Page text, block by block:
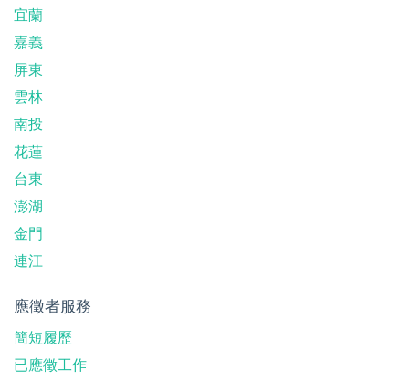
宜蘭
嘉義
屏東
雲林
南投
花蓮
台東
澎湖
金門
連江
應徵者服務
簡短履歷
已應徵工作